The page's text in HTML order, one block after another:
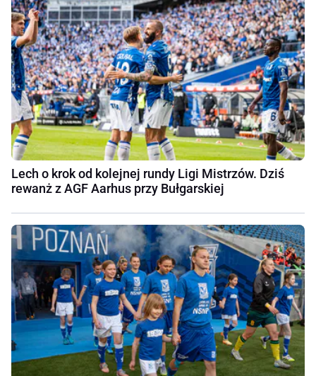
Lech o krok od kolejnej rundy Ligi Mistrzów. Dziś
rewanż z AGF Aarhus przy Bułgarskiej